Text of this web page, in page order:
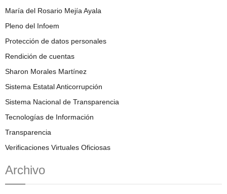
María del Rosario Mejía Ayala
Pleno del Infoem
Protección de datos personales
Rendición de cuentas
Sharon Morales Martínez
Sistema Estatal Anticorrupción
Sistema Nacional de Transparencia
Tecnologías de Información
Transparencia
Verificaciones Virtuales Oficiosas
Archivo